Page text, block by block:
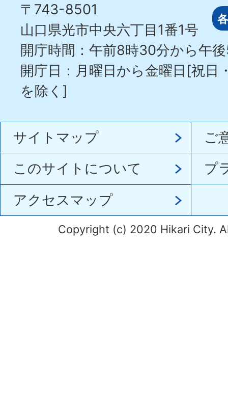
〒743-8501
山口県光市中央六丁目1番1号
開庁時間：午前8時30分から午
開庁日：月曜日から金曜日[祝日
を除く]
サイトマップ
ご
このサイトについて
プ
アクセスマップ
Copyright (c) 2020 Hikari City.